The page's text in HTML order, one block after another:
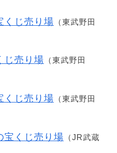
くじ売り場 （東武野田
じ売り場 （東武野田
くじ売り場 （東武野田
宝くじ売り場 （JR武蔵